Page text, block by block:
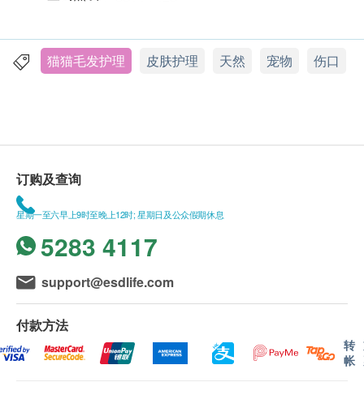
猫猫毛发护理 皮肤护理 天然 宠物 伤口
订购及查询
星期一至六早上9时至晚上12时; 星期日及公众假期休息
5283 4117
support@esdlife.com
付款方法
转
帐